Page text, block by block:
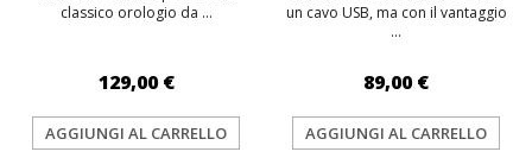
classico orologio da ...
129,00 €
AGGIUNGI AL CARRELLO
un cavo USB, ma con il vantaggio
...
89,00 €
AGGIUNGI AL CARRELLO